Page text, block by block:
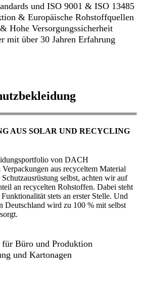
und ISO 9001 & ISO 13485
& Europäische Rohstoffquellen
Hohe Versorgungssicherheit
mit über 30 Jahren Erfahrung
AUS SOLAR UND RECYCLING
von DACH
aus recyceltem Material
selbst, achten wir auf
an recycelten Rohstoffen. Dabei steht
stets an erster Stelle. Und
Deutschland wird zu 100 % mit selbst
Büro und Produktion
und Kartonagen